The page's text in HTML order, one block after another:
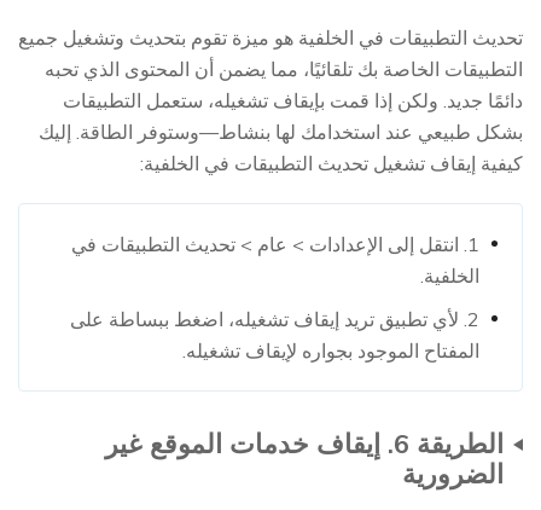
تحديث التطبيقات في الخلفية هو ميزة تقوم بتحديث وتشغيل جميع
التطبيقات الخاصة بك تلقائيًا، مما يضمن أن المحتوى الذي تحبه
دائمًا جديد. ولكن إذا قمت بإيقاف تشغيله، ستعمل التطبيقات
بشكل طبيعي عند استخدامك لها بنشاط—وستوفر الطاقة. إليك
كيفية إيقاف تشغيل تحديث التطبيقات في الخلفية:
1. انتقل إلى الإعدادات > عام > تحديث التطبيقات في
الخلفية.
2. لأي تطبيق تريد إيقاف تشغيله، اضغط ببساطة على
المفتاح الموجود بجواره لإيقاف تشغيله.
الطريقة 6. إيقاف خدمات الموقع غير
الضرورية